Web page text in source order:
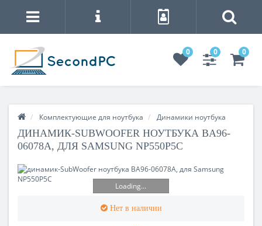
0 0 0
Комплектующие для ноутбука Динамики ноутбука
ДИНАМИК-SUBWOOFER НОУТБУКА BA96-
06078A, ДЛЯ SAMSUNG NP550P5C
Loading...
Нет в наличии